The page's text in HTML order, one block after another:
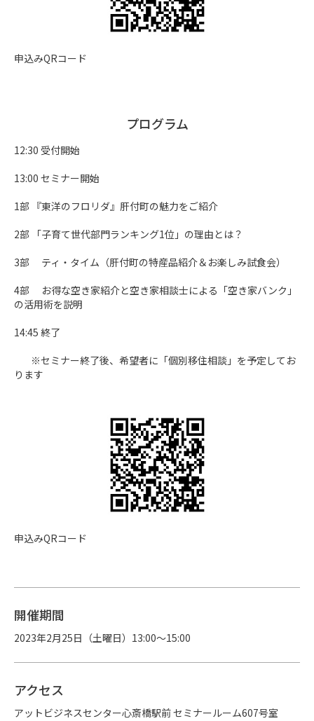
申込みQRコード
プログラム
12:30 受付開始
13:00 セミナー開始
1部 『東洋のフロリダ』肝付町の魅力をご紹介
2部 「子育て世代部門ランキング1位」の理由とは？
3部 　ティ・タイム（肝付町の特産品紹介＆お楽しみ試食会）
4部 　お得な空き家紹介と空き家相談士による「空き家バンク」
の活用術を説明
14:45 終了
ります
申込みQRコード
開催期間
2023年2月25日（土曜日）13:00～15:00
アクセス
アットビジネスセンター心斎橋駅前 セミナールーム607号室